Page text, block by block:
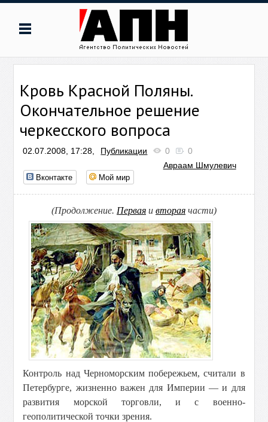
Кровь Красной Поляны.
Окончательное решение
черкесского вопроса
02.07.2008, 17:28, Публикации 0
0
Авраам Шмулевич
Вконтакте Мой мир
(Продолжение. Первая и вторая части)
Контроль над Черноморским побережьем, считали в
Петербурге, жизненно важен для Империи — и для
развития морской торговли, и с военно-
геополитической точки зрения.